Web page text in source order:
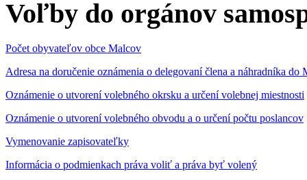
Voľby do orgánov
Počet obyvateľov obce Malcov
Adresa na doručenie oznámenia o delegovaní člena a náhradníka
Oznámenie o utvorení volebného okrsku a určení volebnej miestnosti
Oznámenie o utvorení volebného obvodu a o určení počtu poslancov
Vymenovanie zapisovateľky
Informácia o podmienkach práva voliť a práva byť volený